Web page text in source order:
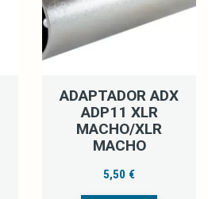
ADAPTADOR ADX
ADP11 XLR
MACHO/XLR
MACHO
5,50 €